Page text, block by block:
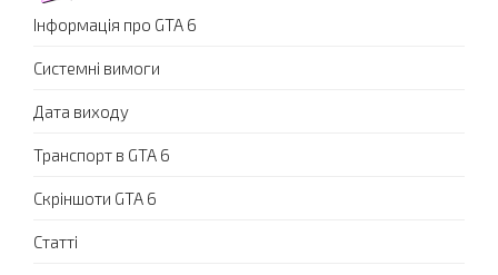
Інформація про GTA 6
Системні вимоги
Дата виходу
Транспорт в GTA 6
Скріншоти GTA 6
Статті